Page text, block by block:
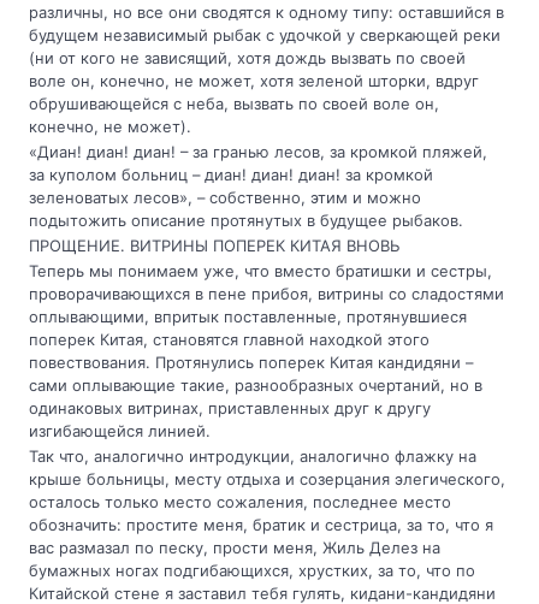
различны, но все они сводятся к одному типу: оставшийся в
будущем независимый рыбак с удочкой у сверкающей реки
(ни от кого не зависящий, хотя дождь вызвать по своей
воле он, конечно, не может, хотя зеленой шторки, вдруг
обрушивающейся с неба, вызвать по своей воле он,
конечно, не может).
«Диан! диан! диан! – за гранью лесов, за кромкой пляжей,
за куполом больниц – диан! диан! диан! за кромкой
зеленоватых лесов», – собственно, этим и можно
подытожить описание протянутых в будущее рыбаков.
ПРОЩЕНИЕ. ВИТРИНЫ ПОПЕРЕК КИТАЯ ВНОВЬ
Теперь мы понимаем уже, что вместо братишки и сестры,
проворачивающихся в пене прибоя, витрины со сладостями
оплывающими, впритык поставленные, протянувшиеся
поперек Китая, становятся главной находкой этого
повествования. Протянулись поперек Китая кандидяни –
сами оплывающие такие, разнообразных очертаний, но в
одинаковых витринах, приставленных друг к другу
изгибающейся линией.
Так что, аналогично интродукции, аналогично флажку на
крыше больницы, месту отдыха и созерцания элегического,
осталось только место сожаления, последнее место
обозначить: простите меня, братик и сестрица, за то, что я
вас размазал по песку, прости меня, Жиль Делез на
бумажных ногах подгибающихся, хрустких, за то, что по
Китайской стене я заставил тебя гулять, кидани-кандидяни